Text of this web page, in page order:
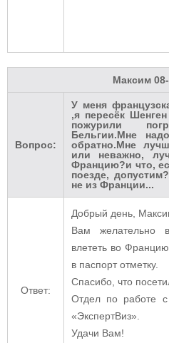
Максим
Вопрос:
У меня
,я пересёк
пожурили
Бельгии.Мне
обратно.Мне
или неважно,
Францию?и что,
поезде,
не из Франции...
Ответ:
Добрый день,
Вам желательно
влететь во
в паспорт отметку.
Спасибо, что
Отдел по работе
«ЭкспертВиз».
Удачи Вам!